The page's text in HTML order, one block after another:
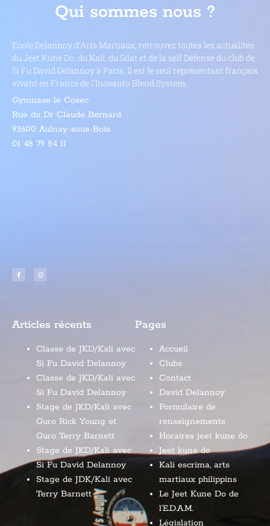
Qui sommes nous ?
Ecole Delannoy d’Arts Martiaux, retrouvez toutes les actualités
du Jeet Kune Do, du Kali, du Silat et de la self Défense du club de
Si Fu David Delannoy à Paris. Il est le seul représentant français
vivant en France de l’Inosanto Blend System
Gymnase le Cosec
Rue du Dr Claude Bernard
93600 Aulnay-sous-Bois
01 48 79 84 11
Articles récents
Classe de JKD/Kali avec
Si Fu David Delannoy
Classe de JKD/Kali avec
Si Fu David Delannoy
Stage de JKD/Kali avec
Guro Rick Young et
Guro Terry Barnett
Stage de JKD/Kali avec
Si Fu David Delannoy
Stage de JDK/Kali avec
Terry Barnett
Pages
Accueil
Clubs
Contact
David Delannoy
Formulaire de
renseignements
Horaires jeet kune do
Jeet kune do
Kali escrima, arts
martiaux philippins
Le Jeet Kune Do de
l’E.D.A.M.
Législation